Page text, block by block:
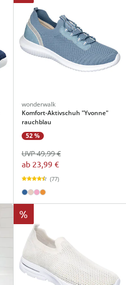
wonderwalk
Komfort-Aktivschuh "Yvonne"
rauchblau
52 %
ab 23,99 €
UVP 49,99 €
(77)
%